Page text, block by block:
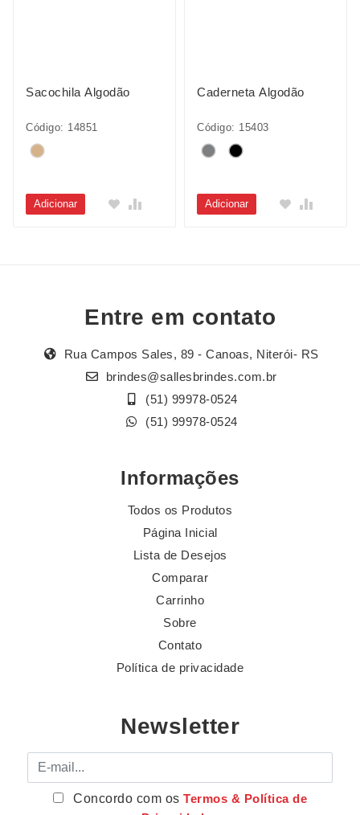
Sacochila Algodão
Código: 14851
Adicionar
Caderneta Algodão
Código: 15403
Adicionar
Entre em contato
Rua Campos Sales, 89 - Canoas, Niterói- RS
brindes@sallesbrindes.com.br
(51) 99978-0524
(51) 99978-0524
Informações
Todos os Produtos
Página Inicial
Lista de Desejos
Comparar
Carrinho
Sobre
Contato
Política de privacidade
Newsletter
E-mail
Concordo com osTermos & Política de